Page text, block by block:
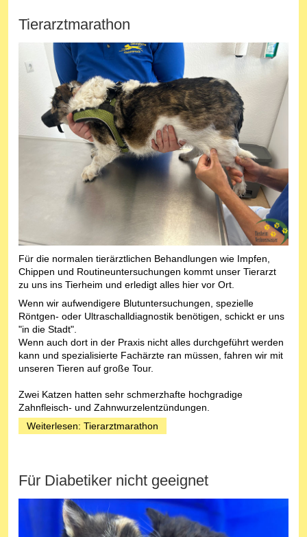
Tierarztmarathon
Für die normalen tierärztlichen Behandlungen wie Impfen,
Chippen und Routineuntersuchungen kommt unser Tierarzt
zu uns ins Tierheim und erledigt alles hier vor Ort.
Wenn wir aufwendigere Blutuntersuchungen, spezielle
Röntgen- oder Ultraschalldiagnostik benötigen, schickt er uns
"in die Stadt".
Wenn auch dort in der Praxis nicht alles durchgeführt werden
kann und spezialisierte Fachärzte ran müssen, fahren wir mit
unseren Tieren auf große Tour.
Zwei Katzen hatten sehr schmerzhafte hochgradige
Zahnfleisch- und Zahnwurzelentzündungen.
Weiterlesen: Tierarztmarathon
Für Diabetiker nicht geeignet